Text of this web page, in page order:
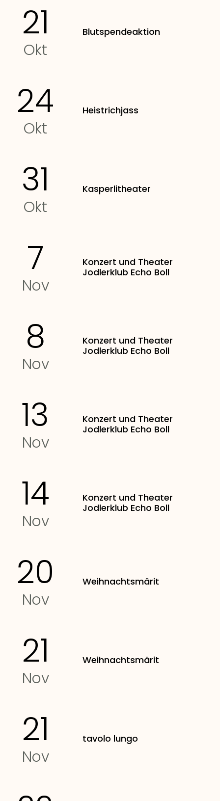
21
Okt
Blutspendeaktion
24
Okt
Heistrichjass
31
Okt
Kasperlitheater
7
Nov
Konzert und Theater
Jodlerklub Echo Boll
8
Nov
Konzert und Theater
Jodlerklub Echo Boll
13
Nov
Konzert und Theater
Jodlerklub Echo Boll
14
Nov
Konzert und Theater
Jodlerklub Echo Boll
20
Nov
Weihnachtsmärit
21
Nov
Weihnachtsmärit
21
Nov
tavolo lungo